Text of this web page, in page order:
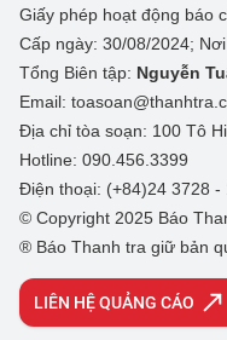
Giấy phép hoạt động báo
Cấp ngày: 30/08/2024;
Tổng Biên tập: Nguyễn
Email:
Địa chỉ tòa soạn: 100 Tô
Hotline: 090.456.3399
Điện thoại: (+84)24 3728
© Copyright 2025 Báo
® Báo Thanh tra giữ bản
LIÊN HỆ QUẢNG CÁO